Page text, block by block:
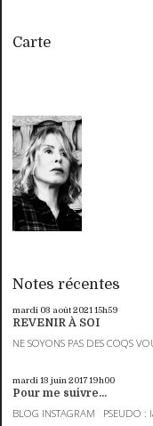
Carte
Notes récentes
mardi 03 août 2021 15h59
REVENIR À SOI
NE SOYONS PAS DES COQS
mardi 13 juin 201719h00
Pour me suivre...
BLOG INSTAGRAM PSEUDO